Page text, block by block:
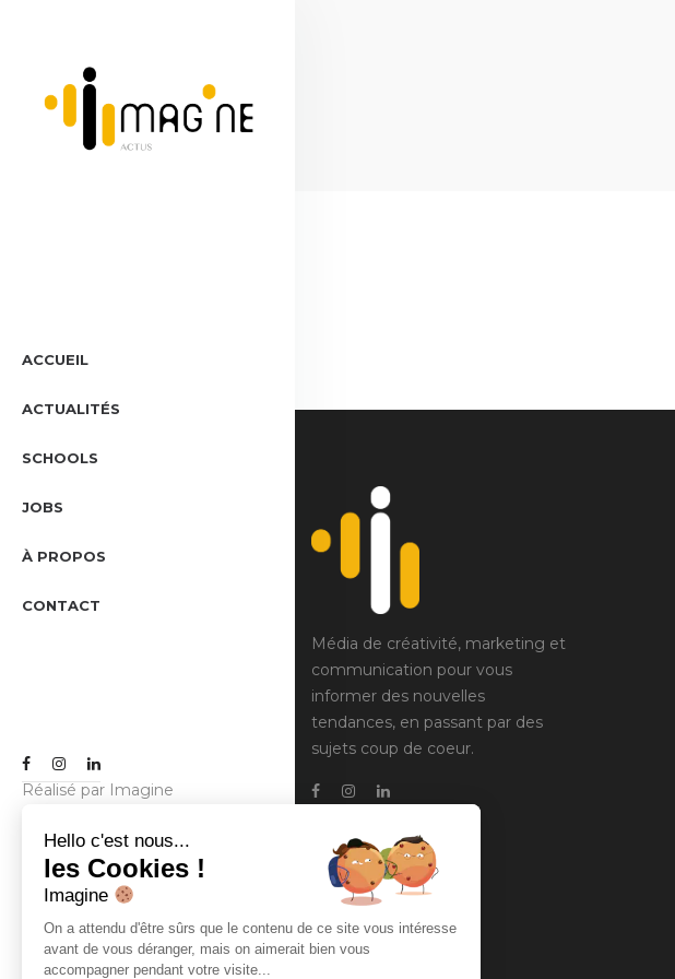
ACCUEIL
ACTUALITÉS
SCHOOLS
JOBS
À PROPOS
CONTACT
Réalisé par Imagine
Média de créativité, marketing et
communication pour vous
informer des nouvelles
tendances, en passant par des
sujets coup de coeur.
Hello c'est nous...
les Cookies !
Imagine
On a attendu d'être sûrs que le contenu de ce site vous intéresse
avant de vous déranger, mais on aimerait bien vous
accompagner pendant votre visite...